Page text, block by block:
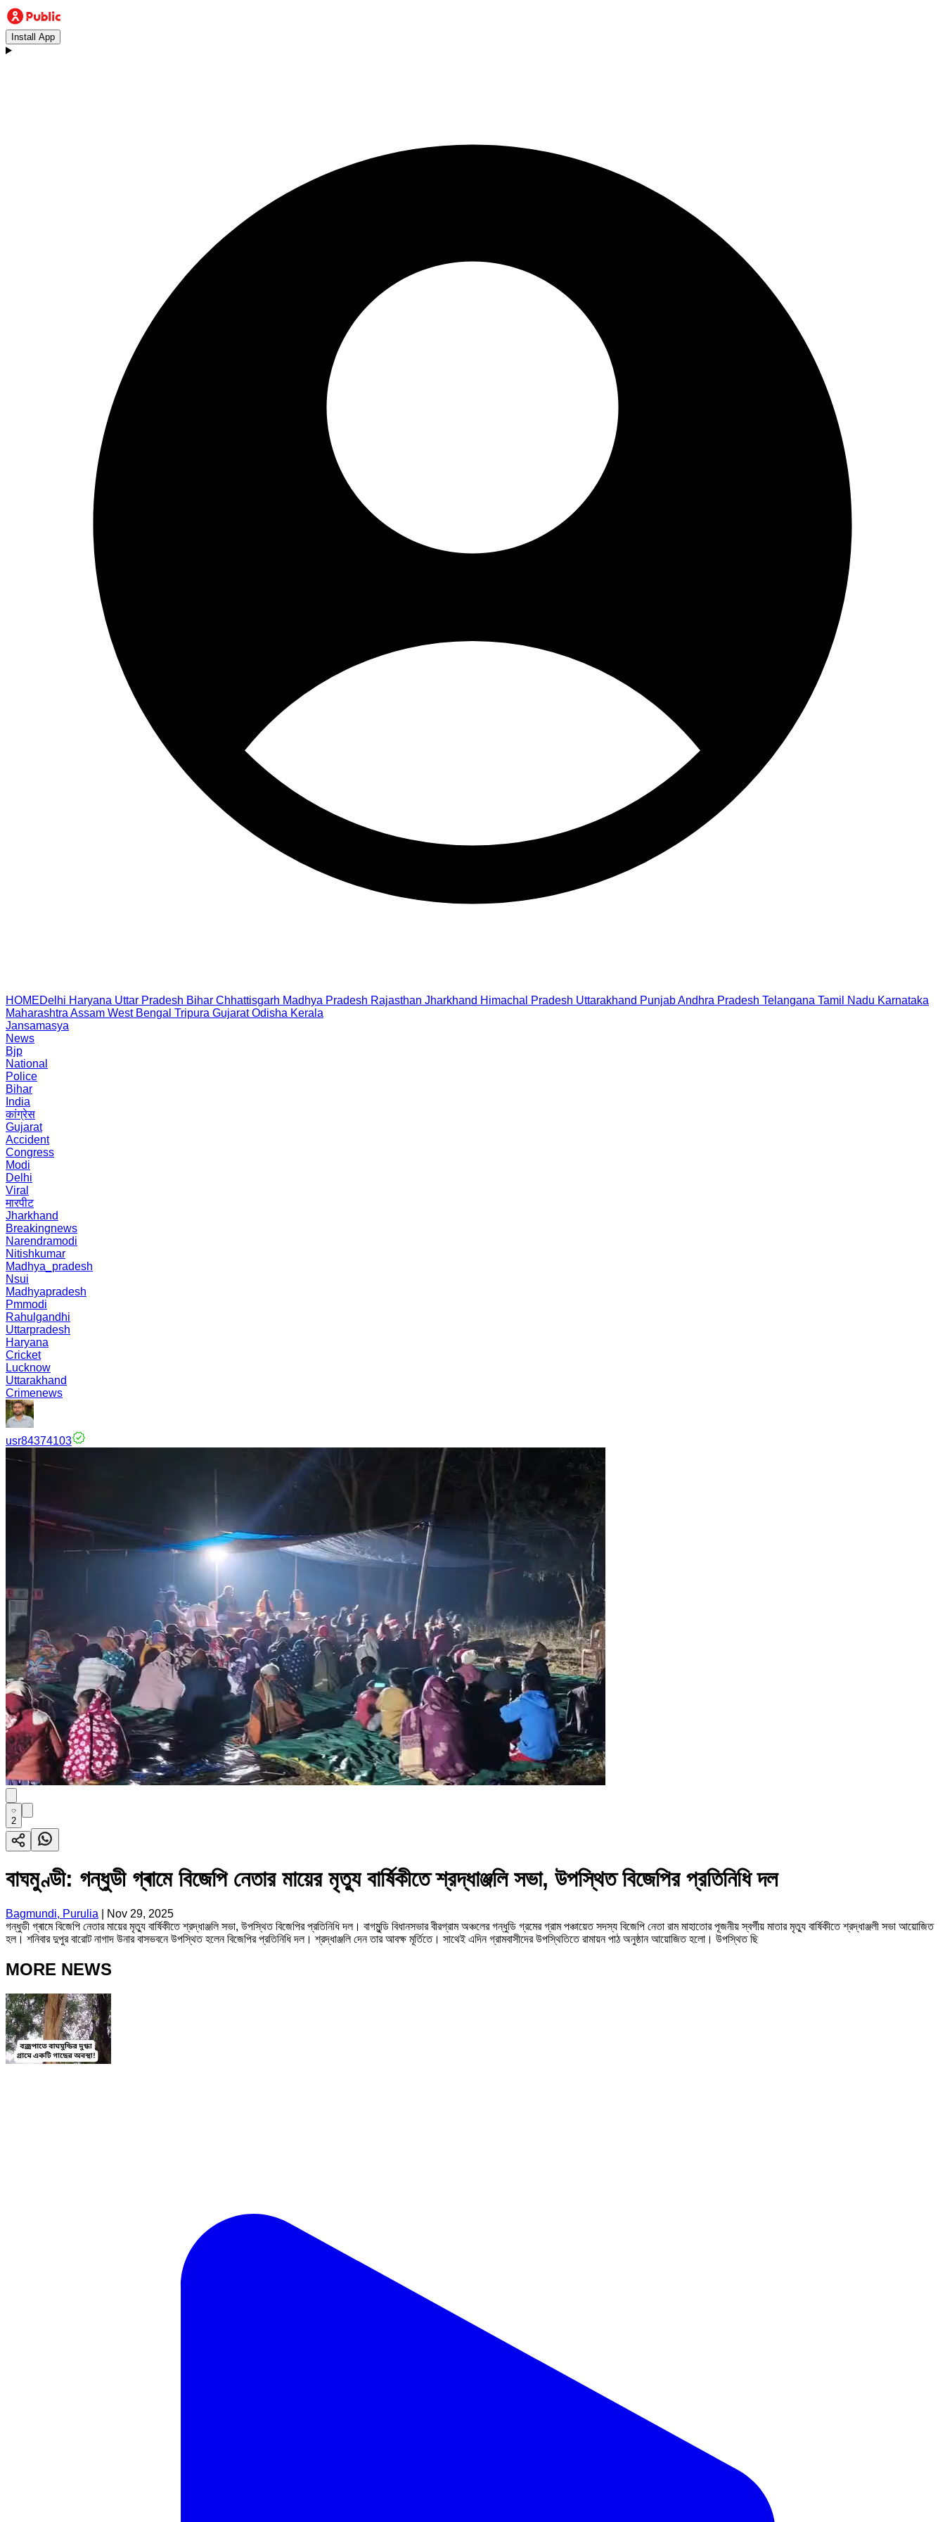
Install App
HOMEDelhi Haryana Uttar Pradesh Bihar Chhattisgarh Madhya Pradesh Rajasthan Jharkhand Himachal Pradesh Uttarakhand PunjabAndhra Pradesh Telangana Tamil Nadu Karnataka
Maharashtra Assam West Bengal Tripura Gujarat Odisha Kerala
Jansamasya
News
Bjp
National
Police
Bihar
India
कांग्रेस
Gujarat
Accident
Congress
Modi
Delhi
Viral
मारपीट
Jharkhand
Breakingnews
Narendramodi
Nitishkumar
Madhya_pradesh
Nsui
Madhyapradesh
Pmmodi
Rahulgandhi
Uttarpradesh
Haryana
Cricket
Lucknow
Uttarakhand
Crimenews
usr84374103
2
বাঘমুণ্ডী: গন্ধুডী গ্ৰামে বিজেপি নেতার মায়ের মৃত্যু বার্ষিকীতে শ্রদ্ধাঞ্জলি সভা, উপস্থিত বিজেপির প্রতিনিধি দল
Bagmundi, Purulia
Nov 29, 2025
গন্ধুডী গ্ৰামে বিজেপি নেতার মায়ের মৃত্যু বার্ষিকীতে শ্রদ্ধাঞ্জলি সভা, উপস্থিত বিজেপির প্রতিনিধি দল। বাগমুন্ডি বিধানসভার বীরগ্রাম অঞ্চলের গন্ধুডি গ্রমের গ্রাম পঞ্চায়েত সদস্য বিজেপি নেতা রাম মাহাতোর পূজনীয় স্বর্গীয় মাতার মৃত্যু বার্ষিকীতে শ্রদ্ধাঞ্জলী সভা আয়োজিত
হল। শনিবার দুপুর বারোট নাগাদ উনার বাসভবনে উপস্থিত হলেন বিজেপির প্রতিনিধি দল। শ্রদ্ধাঞ্জলি দেন তার আবক্ষ মূর্তিতে। সাথেই এদিন গ্রামবাসীদের উপস্থিতিতে রামায়ন পাঠ অনুষ্ঠান আয়োজিত হলো। উপস্থিত ছি
MORE NEWS